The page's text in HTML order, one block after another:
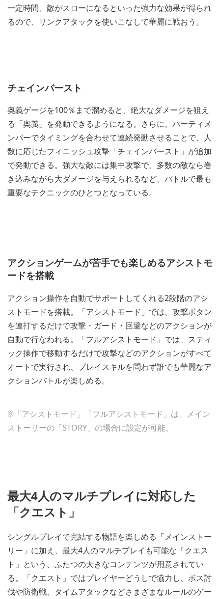
一定時間、敵がスローになるといった強力な効果が得られ
るので、リンクアタックを使いこなして華麗に戦おう。
チェインバースト
奥義ゲージを100％まで溜めると、絶大なダメージを狙え
る「奥義」を発動できるようになる。さらに、パーティメ
ンバーでタイミングを合わせて連続発動させることで、人
数に応じたフィニッシュ攻撃「チェインバースト」が追加
で発動できる。強大な敵には集中攻撃で、多数の敵なら巻
き込みながら大ダメージを与えられるなど、バトルで最も
重要なテクニックのひとつとなっている。
アクションゲームが苦手でも楽しめるアシストモ
ードを搭載
アクション操作を自動でサポートしてくれる2段階のアシ
ストモードを搭載。「アシストモード」では、攻撃ボタン
を連打するだけで攻撃・ガード・回避などのアクションが
自動で行なわれる。「フルアシストモード」では、スティ
ック操作で移動するだけで攻撃などのアクションがすべて
オートで実行され、プレイスキルを問わず誰でも華麗なア
クションバトルが楽しめる。
※「アシストモード」「フルアシストモード」は、メイン
ストーリーの「STORY」の場合に設定が可能。
最大4人のマルチプレイに対応した
「クエスト」
シングルプレイで完結する物語を楽しめる「メインストー
リー」に加え、最大4人のマルチプレイも可能な「クエス
ト」という、ふたつの大きなコンテンツが用意されてい
る。「クエスト」ではプレイヤーどうしで協力し、ボス討
伐や防衛戦、タイムアタックなどさまざまなルールのゲー